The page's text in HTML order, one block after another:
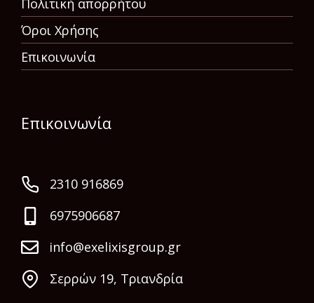
Όροι Χρήσης
Επικοινωνία
Επικοινωνία
2310 916869
6975906687
info@exelixisgroup.gr
Σερρών 19, Τριανδρία